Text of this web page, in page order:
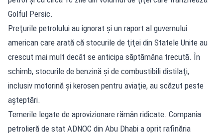
Golful Persic.
Preţurile petrolului au ignorat şi un raport al guvernului
american care arată că stocurile de ţiţei din Statele Unite au
crescut mai mult decât se anticipa săptămâna trecută. În
schimb, stocurile de benzină şi de combustibili distilaţi,
inclusiv motorină şi kerosen pentru aviaţie, au scăzut peste
aşteptări.
Temerile legate de aprovizionare rămân ridicate. Compania
petrolieră de stat ADNOC din Abu Dhabi a oprit rafinăria